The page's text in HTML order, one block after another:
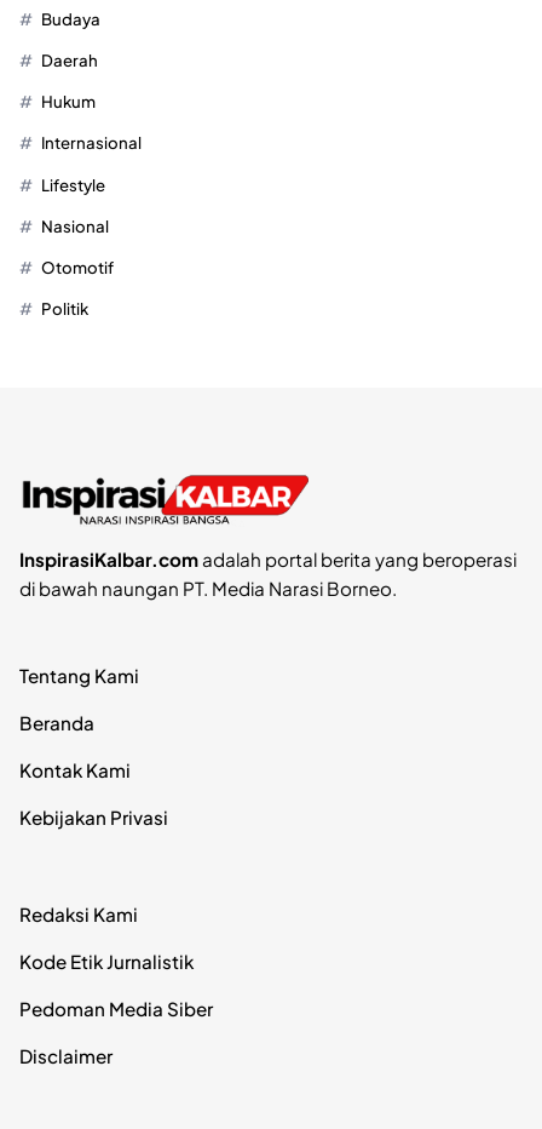
Budaya
Daerah
Hukum
Internasional
Lifestyle
Nasional
Otomotif
Politik
InspirasiKalbar.comadalah portal berita yang beroperasi
di bawah naungan PT. Media Narasi Borneo.
Tentang Kami
Beranda
Kontak Kami
Kebijakan Privasi
Redaksi Kami
Kode Etik Jurnalistik
Pedoman Media Siber
Disclaimer